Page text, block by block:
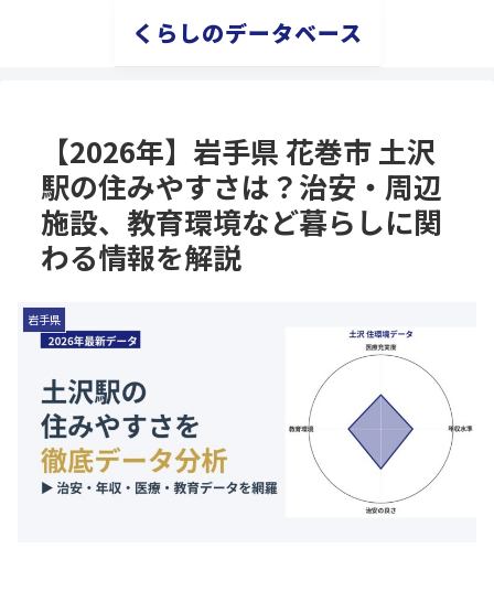
くらしのデータベース
【2026年】岩手県 花巻市 土沢
駅の住みやすさは？治安・周辺
施設、教育環境など暮らしに関
わる情報を解説
岩手県